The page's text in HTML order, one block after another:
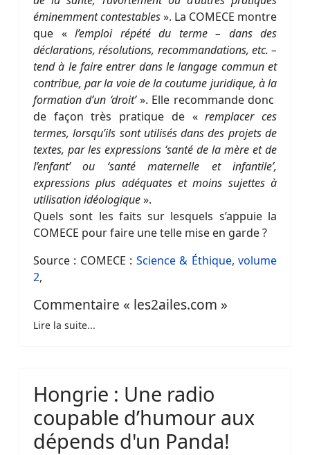
éminemment contestables». La COMECE montre
que « l’emploi répété du terme – dans des
déclarations, résolutions, recommandations, etc. –
tend à le faire entrer dans le langage commun et
contribue, par la voie de la coutume juridique, à la
formation d’un ‘droit’». Elle recommande donc
de façon très pratique de «remplacer ces
termes, lorsqu’ils sont utilisés dans des projets de
textes, par les expressions ‘santé de la mère et de
l’enfant’ ou ‘santé maternelle et infantile’,
expressions plus adéquates et moins sujettes à
utilisation idéologique».
Quels sont les faits sur lesquels s’appuie la
COMECE pour faire une telle mise en garde ?
Source : COMECE : Science & Éthique, volume
2,
Commentaire « les2ailes.com »
Lire la suite...
Hongrie : Une radio
coupable d’humour aux
dépends d'un Panda!